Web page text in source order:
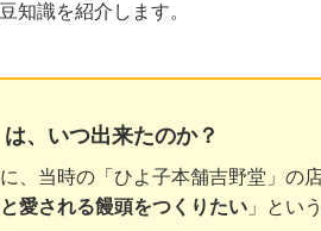
知識を紹介します。
、いつ出来たのか？
に、当時の「ひよ子本舗吉野堂」の
愛される饅頭をつくりたい 」とい